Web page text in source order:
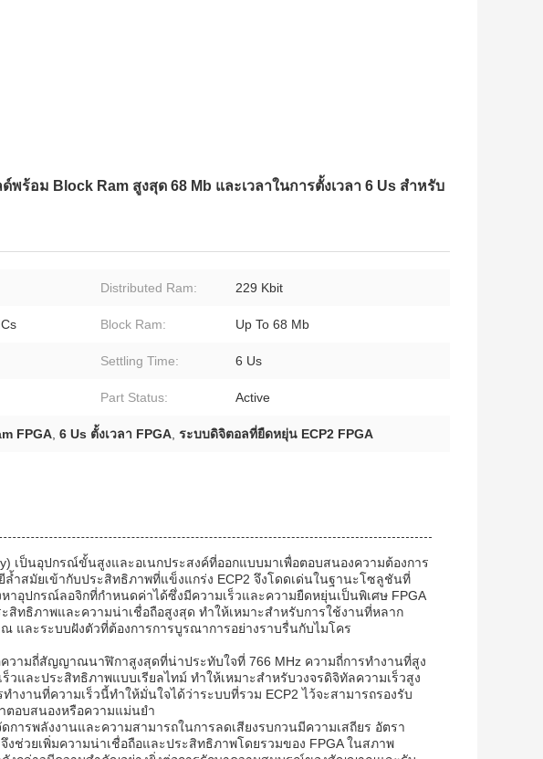
พร้อม Block Ram สูงสุด 68 Mb และเวลาในการตั้งเวลา 6 Us สำหรับ
Distributed Ram: 229 Kbit
Block Ram: Up To 68 Mb
Settling Time: 6 Us
Part Status: Active
FPGA 6 Us ตั้งเวลา FPGA ระบบดิจิตอลที่ยืดหยุ่น ECP2 FPGA
เป็นอุปกรณ์ขั้นสูงและอเนกประสงค์ที่ออกแบบมาเพื่อตอบสนองความต้องการ
ำสมัยเข้ากับประสิทธิภาพที่แข็งแกร่ง ECP2 จึงโดดเด่นในฐานะโซลูชันที่
อุปกรณ์ลอจิกที่กำหนดค่าได้ซึ่งมีความเร็วและความยืดหยุ่นเป็นพิเศษ FPGA
สิทธิภาพและความน่าเชื่อถือสูงสุด ทำให้เหมาะสำหรับการใช้งานที่หลาก
และระบบฝังตัวที่ต้องการการบูรณาการอย่างราบรื่นกับไมโคร
วามถี่สัญญาณนาฬิกาสูงสุดที่น่าประทับใจที่ 766 MHz ความถี่การทำงานที่สูง
และประสิทธิภาพแบบเรียลไทม์ ทำให้เหมาะสำหรับวงจรดิจิทัลความเร็วสูง
งานที่ความเร็วนี้ทำให้มั่นใจได้ว่าระบบที่รวม ECP2 ไว้จะสามารถรองรับ
ตอบสนองหรือความแม่นยำ
การพลังงานและความสามารถในการลดเสียงรบกวนมีความเสถียร อัตรา
ช่วยเพิ่มความน่าเชื่อถือและประสิทธิภาพโดยรวมของ FPGA ในสภาพ